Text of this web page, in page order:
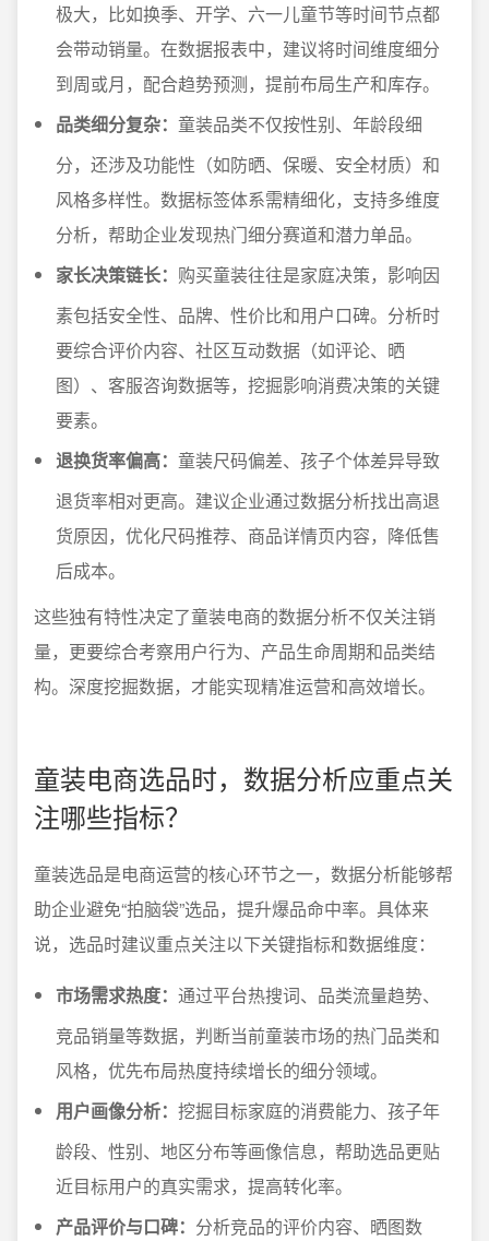
极大，比如换季、开学、六一儿童节等时间节点都
会带动销量。在数据报表中，建议将时间维度细分
到周或月，配合趋势预测，提前布局生产和库存。
品类细分复杂： 童装品类不仅按性别、年龄段细
分，还涉及功能性（如防晒、保暖、安全材质）和
风格多样性。数据标签体系需精细化，支持多维度
分析，帮助企业发现热门细分赛道和潜力单品。
家长决策链长： 购买童装往往是家庭决策，影响因
素包括安全性、品牌、性价比和用户口碑。分析时
要综合评价内容、社区互动数据（如评论、晒
图）、客服咨询数据等，挖掘影响消费决策的关键
要素。
退换货率偏高： 童装尺码偏差、孩子个体差异导致
退货率相对更高。建议企业通过数据分析找出高退
货原因，优化尺码推荐、商品详情页内容，降低售
后成本。
这些独有特性决定了童装电商的数据分析不仅关注销
量，更要综合考察用户行为、产品生命周期和品类结
构。深度挖掘数据，才能实现精准运营和高效增长。
童装电商选品时，数据分析应重点关
注哪些指标？
童装选品是电商运营的核心环节之一，数据分析能够帮
助企业避免“拍脑袋”选品，提升爆品命中率。具体来
说，选品时建议重点关注以下关键指标和数据维度：
市场需求热度： 通过平台热搜词、品类流量趋势、
竞品销量等数据，判断当前童装市场的热门品类和
风格，优先布局热度持续增长的细分领域。
用户画像分析： 挖掘目标家庭的消费能力、孩子年
龄段、性别、地区分布等画像信息，帮助选品更贴
近目标用户的真实需求，提高转化率。
产品评价与口碑： 分析竞品的评价内容、晒图数